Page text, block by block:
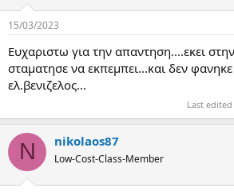
s
15/03/2023
Ευχαριστω για την απαντηση....εκει
σταματησε να εκπεμπει...και δεν
ελ.βενιζελος...
Last
N nikolaos87
Low-Cost-Class-Member